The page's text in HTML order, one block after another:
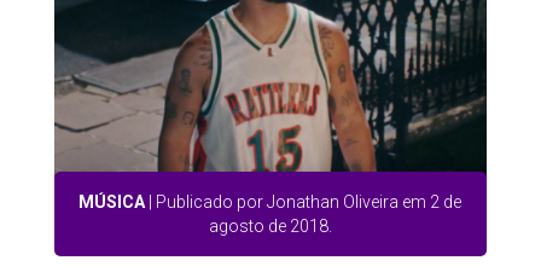
MÚSICA | Publicado por Jonathan Oliveira em 2 de
agosto de 2018.